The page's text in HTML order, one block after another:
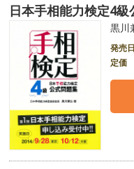
日本手相能力検定4級
黒川
発売日
定価